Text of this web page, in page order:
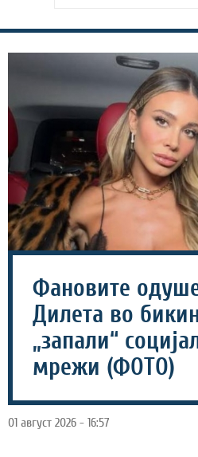
Фановите
Дилета во
„запали“
мрежи (ФОТО)
01 август 2026 - 16:57